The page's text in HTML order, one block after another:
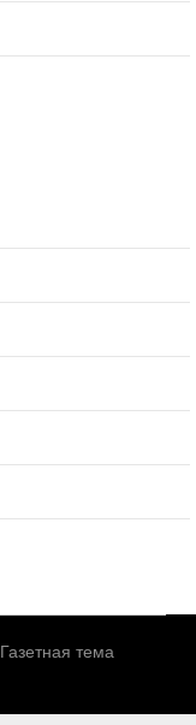
Газетная тема